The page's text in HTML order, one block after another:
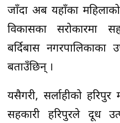
जाँदा अब यहाँका महिलाको
विकासका सरोकारमा
बर्दिबास नगरपालिकाका
बताउँछिन् ।
यसैगरी, सर्लाहीको हरिपुर
सहकारी हरिपुरले दूध